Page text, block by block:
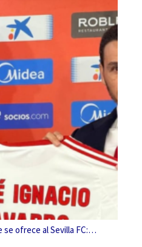
se ofrece al Sevilla FC:…